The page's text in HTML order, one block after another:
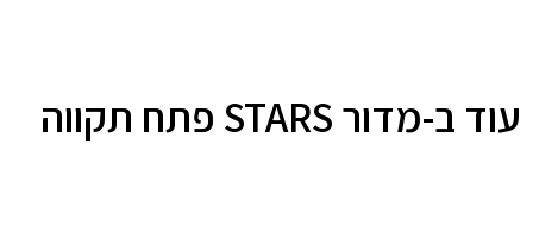
עוד ב-מדור STARS פתח תקווה